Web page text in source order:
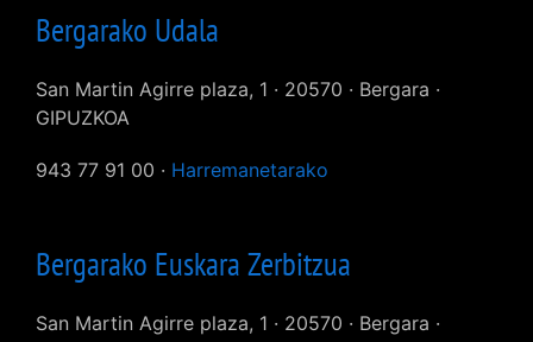
Bergarako Udala
San Martin Agirre plaza, 1 · 20570 · Bergara ·
GIPUZKOA
943 77 91 00 · Harremanetarako
Bergarako Euskara Zerbitzua
San Martin Agirre plaza, 1 · 20570 · Bergara ·